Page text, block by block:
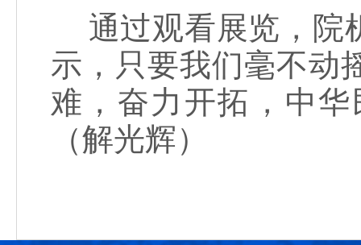
通过观看展览，院
示，只要我们毫不动
难，奋力开拓，中
（解光辉）